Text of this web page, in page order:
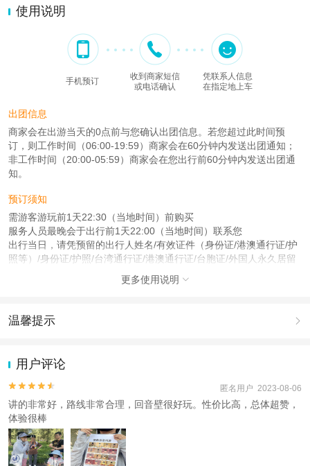
使用说明
手机预订
收到商家短信
或电话确认
凭联系人信息
在指定地上车
出团信息
商家会在出游当天的0点前与您确认出团信息。若您超过此时间预
订，则工作时间（06:00-19:59）商家会在60分钟内发送出团通知；
非工作时间（20:00-05:59）商家会在您出行前60分钟内发送出团通
知。
预订须知
需游客游玩前1天22:30（当地时间）前购买
服务人员最晚会于出行前1天22:00（当地时间）联系您
出行当日，请凭预留的出行人姓名/有效证件（身份证/港澳通行证/护
照等）/身份证/护照/台湾通行证/港澳通行证/台胞证/外国人永久居留
身份证/回乡证在预定地点集合，需携带下单时提交的证件
成人：18周岁 – 59周岁；
儿童：4周岁 – 17周岁；
婴儿：3周岁（含）以下；
查看： 查看工商执照信息
本产品由青岛驿路同行国际旅行社有限公司代理招徕，委托社为亿和时代（北
京）国际旅行社有限公司，具体的旅游服务和操作由委托社及其有资质的地接社
提供
更多使用说明 
温馨提示 
动（如跳伞、潜水、滑雪等）前，请务必仔细阅读
2.为普及旅游安全知识及旅游文明公约，使您的旅程顺利圆满完成，
特制定《去哪儿网旅游安全手册》 ，请您认真阅读并切实遵守。
用户评论

 匿名用户 2023-08-06
讲的非常好，路线非常合理，回音壁很好玩。性价比高，总体超赞，
体验很棒